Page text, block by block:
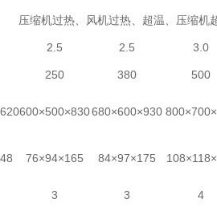
压缩机过热、风机过热、超温、压缩机
2.5 2.5 3.0
250 380 500
600×500×830680×600×930
76×94×165 84×97×175
3 3 4